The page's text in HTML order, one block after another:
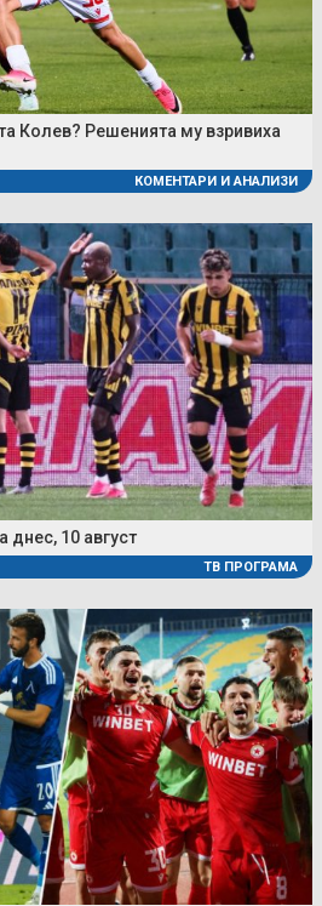
Колев? Решенията му взривиха
КОМЕНТАРИ И АНАЛИЗИ
днес, 10 август
ТВ ПРОГРАМА